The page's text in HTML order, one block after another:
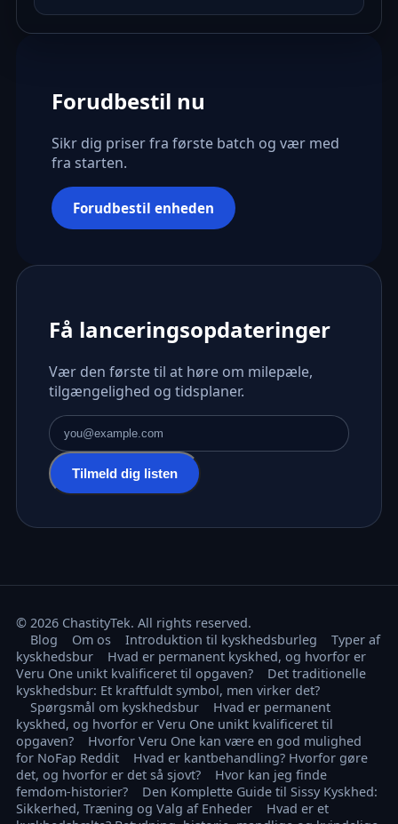
Forudbestil nu
Sikr dig priser fra første batch og vær med
fra starten.
Forudbestil enheden
Få lanceringsopdateringer
Vær den første til at høre om milepæle,
tilgængelighed og tidsplaner.
E-mailadresse
Tilmeld dig listen
© 2026 ChastityTek. All rights reserved.
Blog
Om os Introduktion til kyskhedsburleg
Typer af
kyskhedsbur
Hvad er permanent kyskhed, og hvorfor er
Veru One unikt kvalificeret til opgaven?
Det traditionelle
kyskhedsbur: Et kraftfuldt symbol, men virker det?
Spørgsmål om kyskhedsbur
Hvad er permanent
kyskhed, og hvorfor er Veru One unikt kvalificeret til
opgaven?
Hvorfor Veru One kan være en god mulighed
for NoFap Reddit
Hvad er kantbehandling? Hvorfor gøre
det, og hvorfor er det så sjovt?
Hvor kan jeg finde
femdom-historier?
Den Komplette Guide til Sissy Kyskhed:
Sikkerhed, Træning og Valg af Enheder
Hvad er et